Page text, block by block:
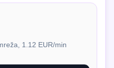
1.12 EUR/min